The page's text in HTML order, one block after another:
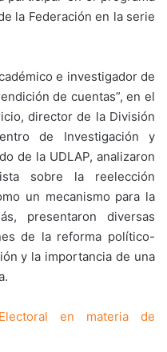
la Federación en la serie
e investigador de
de cuentas”, en el
director de la División
de Investigación y
de la UDLAP, analizaron
sobre la reelección
un mecanismo para la
presentaron diversas
de la reforma político-
y la importancia de una
en materia de